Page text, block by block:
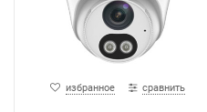
избранное сравнить